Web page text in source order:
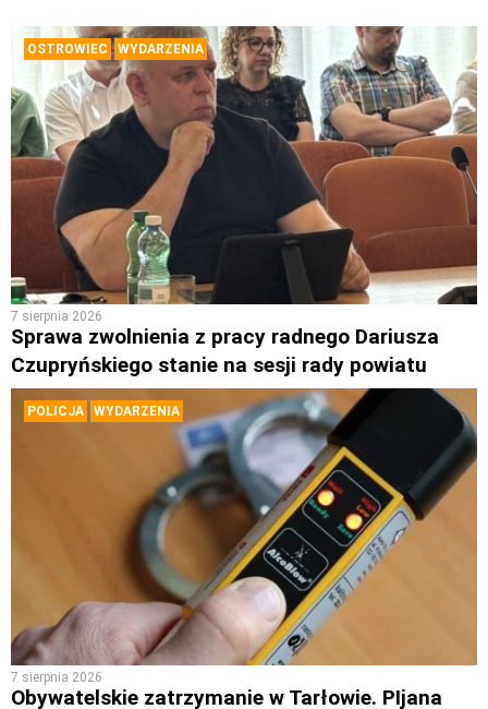
OSTROWIEC WYDARZENIA
7 sierpnia 2026
Sprawa zwolnienia z pracy radnego Dariusza
Czupryńskiego stanie na sesji rady powiatu
POLICJA WYDARZENIA
7 sierpnia 2026
Obywatelskie zatrzymanie w Tarłowie. PIjana